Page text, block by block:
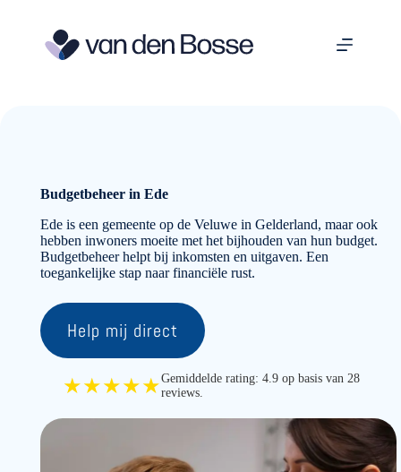
Budgetbeheer in Ede
Ede is een gemeente op de Veluwe in Gelderland, maar ook
hebben inwoners moeite met het bijhouden van hun budget.
Budgetbeheer helpt bij inkomsten en uitgaven. Een
toegankelijke stap naar financiële rust.
Help mij direct
★★★★★Gemiddelde rating: 4.9 op basis van 28
reviews.